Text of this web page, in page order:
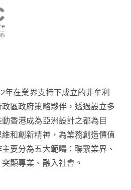
年在業界支持下成立的非牟利
區政府策略夥伴，透過設立多
香港成為亞洲設計之都為目
和創新精神，為業務創造價值
要分為五大範疇：聯繫業界、
顯專業、融入社會。